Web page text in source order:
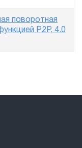
поворотная
P2P, 4.0